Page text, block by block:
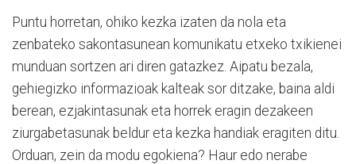
Puntu horretan, ohiko kezka izaten da nola eta
zenbateko sakontasunean komunikatu etxeko txikienei
munduan sortzen ari diren gatazkez. Aipatu bezala,
gehiegizko informazioak kalteak sor ditzake, baina aldi
berean, ezjakintasunak eta horrek eragin dezakeen
ziurgabetasunak beldur eta kezka handiak eragiten ditu.
Orduan, zein da modu egokiena? Haur edo nerabe